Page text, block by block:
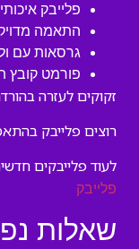
פלייבק
התאמה
גרסאות עם
פורמט קובץ
זקוקים לעזרה
רוצים פלייבק
לעוד פלייבקים
פלייבק
שאלות